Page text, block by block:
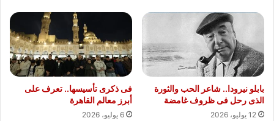
بابلو نيرودا.. شاعر الحب والثورة
الذى رحل فى ظروف غامضة
12 يوليو، 2026
فى ذكرى تأسيسها.. تعرف على
أبرز معالم القاهرة
6 يوليو، 2026